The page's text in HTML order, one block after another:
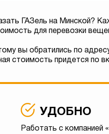
ГАЗель на Минской?
для перевозки
вы обратились по
стоимость придется по
УДОБНО
Работать с компанией